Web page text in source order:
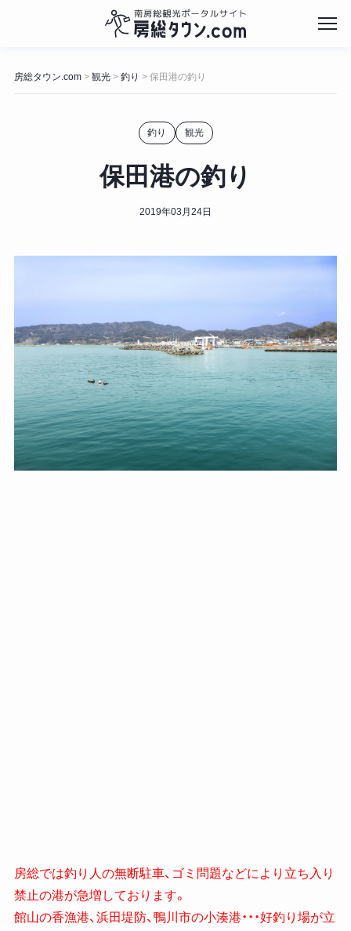
ン
房総タウン.com> 観光> 釣り > 保田港の釣り
釣り 観光
保田港の釣り
2019年03月24日
房総では釣り人の無断駐車、ゴミ問題などにより立ち入り
禁止の港が急増しております。
館山の香漁港、浜田堤防、鴨川市の小湊港・・・好釣り場が立